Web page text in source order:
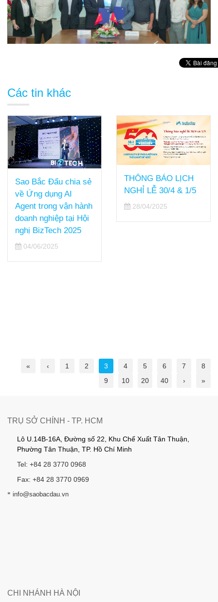
Các tin khác
Sao Bắc Đẩu chia sẻ
về Ứng dụng AI
Agent trong vận hành
doanh nghiệp tại Hội
nghị BizTech 2025
04/06/2025
THÔNG BÁO LỊCH
NGHỈ LỄ 30/4 & 1/5
28/04/2025
« ‹ 1 2 3 4 5 6 7
8
9
10 20 40 › »
TRỤ SỞ CHÍNH - TP. HCM
Lô U.14B-16A, Đường số 22, Khu Chế Xuất Tân Thuận,
Phường Tân Thuận, TP. Hồ Chí Minh
Tel: +84 28 3770 0968
Fax: +84 28 3770 0969
* info@saobacdau.vn
CHI NHÁNH HÀ NỘI